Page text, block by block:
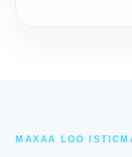
MAXAA LOO